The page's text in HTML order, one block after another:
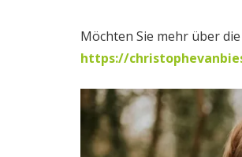
Möchten Sie mehr über
https://